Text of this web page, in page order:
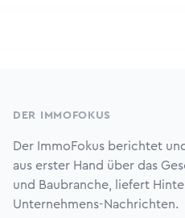
DER IMMOFOKUS
Der ImmoFokus berichtet
aus erster Hand über das
und Baubranche, liefert
Unternehmens-Nachrichten.